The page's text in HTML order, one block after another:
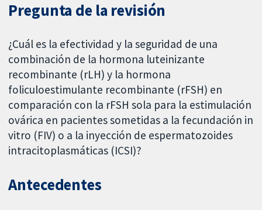
Pregunta de la revisión
¿Cuál es la efectividad y la seguridad de una
combinación de la hormona luteinizante
recombinante (rLH) y la hormona
foliculoestimulante recombinante (rFSH) en
comparación con la rFSH sola para la estimulación
ovárica en pacientes sometidas a la fecundación in
vitro (FIV) o a la inyección de espermatozoides
intracitoplasmáticas (ICSI)?
Antecedentes